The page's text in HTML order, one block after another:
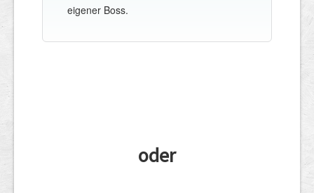
eigener Boss.
oder